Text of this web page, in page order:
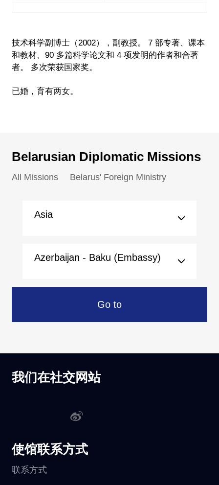
技术科学副博士（2002），副教授。 7 部专著、课本
和教材、90 多篇科学论文和 4 项发明的作者和合著
者。 多次荣获国家奖。
已婚，育有两女。
Belarusian Diplomatic Missions
All Missions Belarus' Foreign Ministry
Asia
Azerbaijan - Baku (Embassy)
Go to
我们在社交网站
使馆联系方式
联系方式